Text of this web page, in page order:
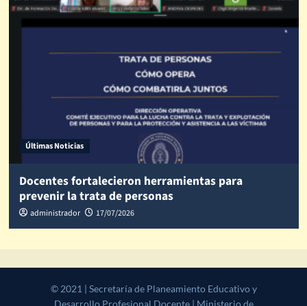
Últimas Noticias
Docentes fortalecieron herramientas para
prevenir la trata de personas
administrador 17/07/2026
© 2021 | Secretaría de Planeamiento Educativo y Desarrollo
Profesional Docente | Ministerio de Educación, Cultura, Ciencia y